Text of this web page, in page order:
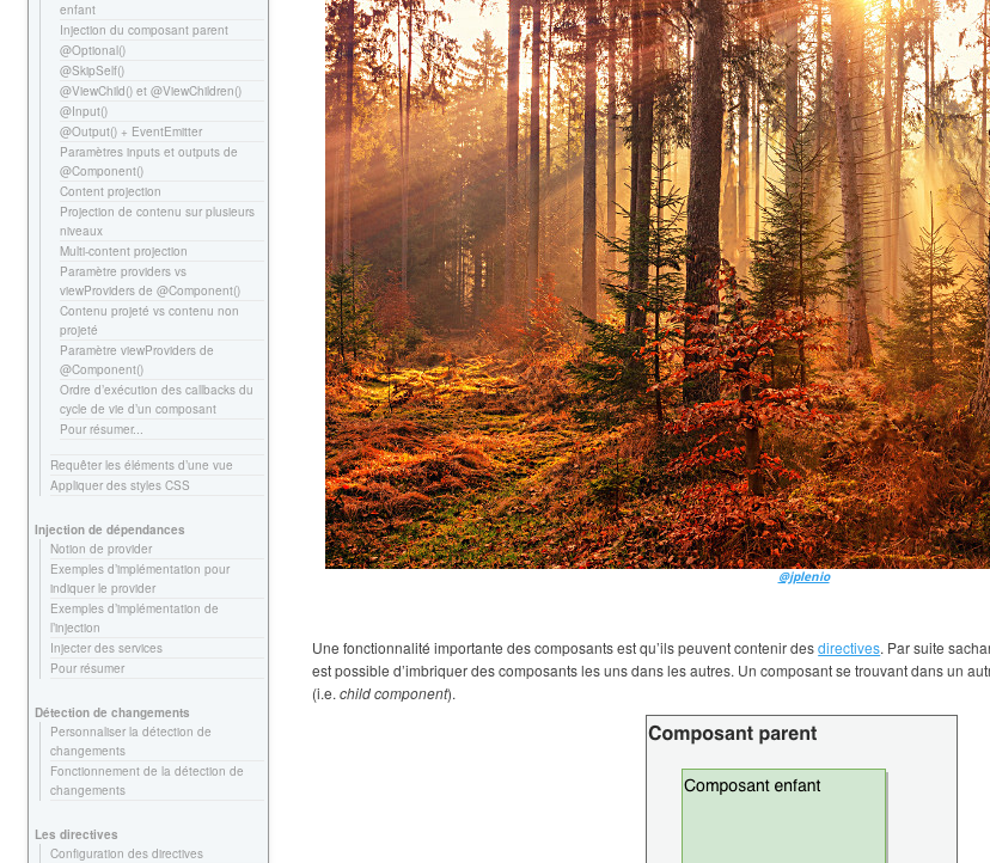
@jplenio
Une fonctionnalité importante des composants est qu’ils peuvent contenir desdirectives. Par suite
est possible d’imbriquer des composants les uns dans les autres. Un composant se trouvant dans un
(i.e.child component).
enfant
Injection du composant parent
@Optional()
@SkipSelf()
@ViewChild() et @ViewChildren()
@Input()
@Output() + EventEmitter
Paramètres inputs et outputs de
@Component()
Content projection
Projection de contenu sur plusieurs
niveaux
Multi-content projection
Paramètre providers vs
viewProviders de @Component()
Contenu projeté vs contenu non
projeté
Paramètre viewProviders de
@Component()
Ordre d’exécution des callbacks du
cycle de vie d’un composant
Pour résumer...
Requêter les éléments d’une vue
Appliquer des styles CSS
Injection de dépendances
Notion de provider
Exemples d’implémentation pour
indiquer le provider
Exemples d’implémentation de
l’injection
Injecter des services
Pour résumer
Détection de changements
Personnaliser la détection de
changements
Fonctionnement de la détection de
changements
Les directives
Configuration des directives